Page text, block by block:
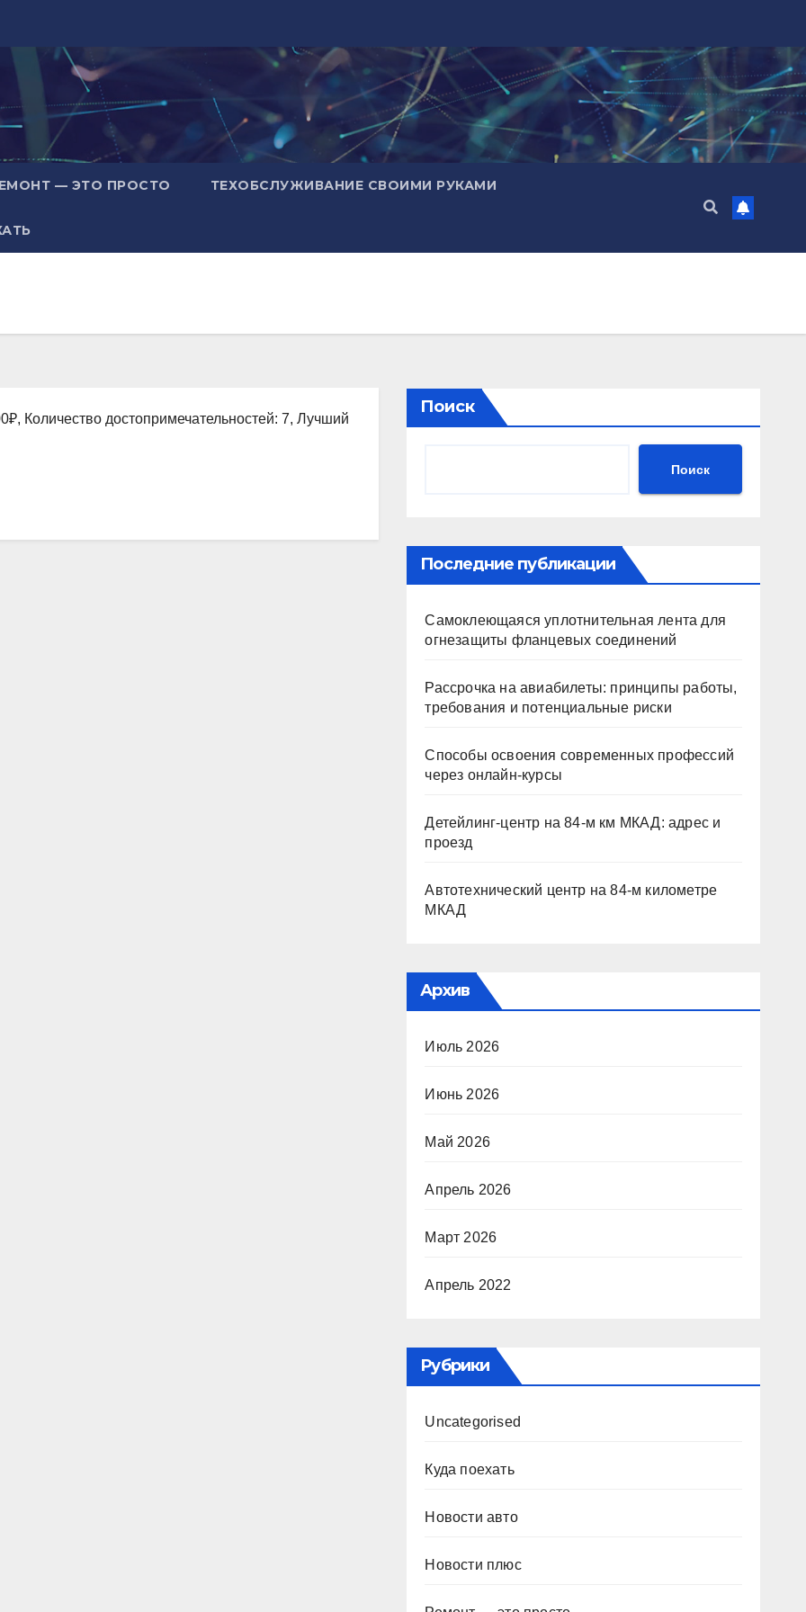
— ЭТО ПРОСТО ТЕХОБСЛУЖИВАНИЕ СВОИМИ РУКАМИ
Количество достопримечательностей: 7, Лучший
Поиск
Поиск
Последние публикации
Самоклеющаяся уплотнительная лента для
огнезащиты фланцевых соединений
Рассрочка на авиабилеты: принципы работы,
требования и потенциальные риски
Способы освоения современных профессий
через онлайн-курсы
Детейлинг-центр на 84-м км МКАД: адрес и
проезд
Автотехнический центр на 84-м километре
МКАД
Архив
Июль 2026
Июнь 2026
Май 2026
Апрель 2026
Март 2026
Апрель 2022
Рубрики
Uncategorised
Куда поехать
Новости авто
Новости плюс